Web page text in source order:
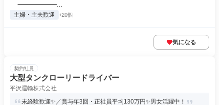
────────...
主婦・主夫歓迎 +20個
気になる
契約社員
大型タンクローリードライバー
平沢運輸株式会社
未経験歓迎✨／賞与年3回・正社員平均130万円✨男女活躍中！